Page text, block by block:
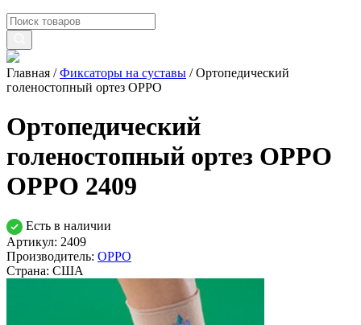
Главная /Фиксаторы на суставы /Ортопедический
голеностопный ортез OPPO
Ортопедический
голеностопный ортез OPPO
OPPO 2409
Есть в наличии
Артикул: 2409
Производитель: OPPO
Страна: США